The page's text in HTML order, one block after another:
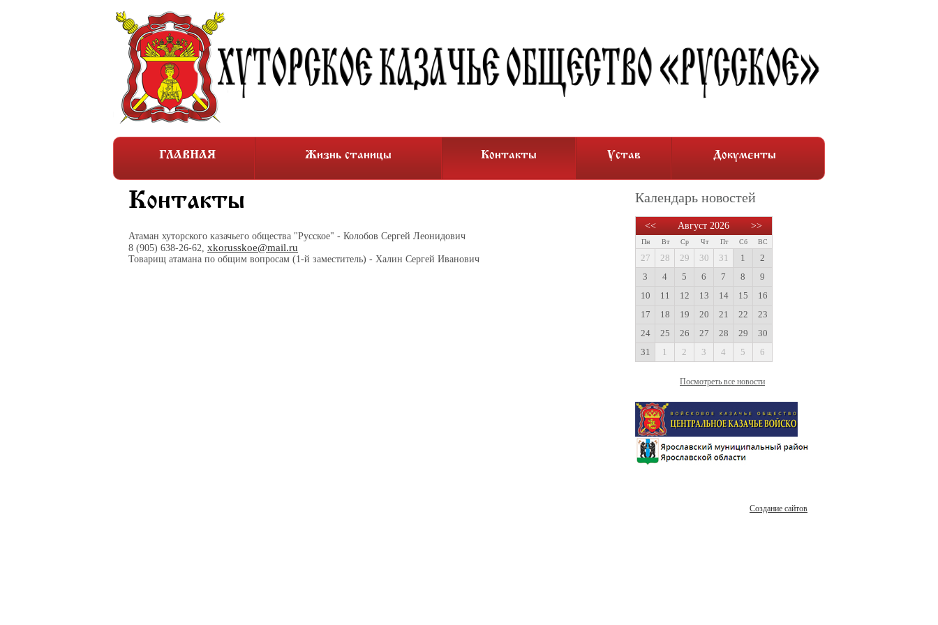
ГЛАВНАЯ Жизнь станицы Контакты Устав Документы
Контакты
Атаман хуторского казачьего общества "Русское" - Колобов Сергей Леонидович
8 (905) 638-26-62, xkorusskoe@mail.ru
Товарищ атамана по общим вопросам (1-й заместитель) - Халин Сергей Иванович
Календарь новостей
<< Август 2026 >>
Пн Вт Ср Чт Пт Сб ВС
27 28 29 30 31 1
2
3
4 5 6 7 8
9
10
11 12 13 14 15
16
17
18 19 20 21 22
23
24
25 26 27 28 29
30
31
1 2 3 4 5 6
Посмотреть все новости
Создание сайтов